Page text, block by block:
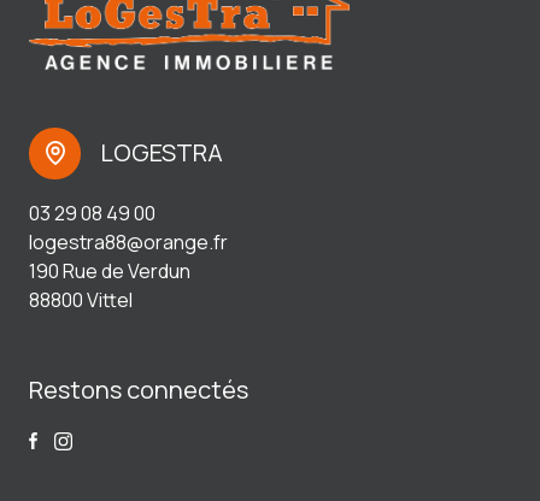
LOGESTRA
03 29 08 49 00
logestra88@orange.fr
190 Rue de Verdun
88800 Vittel
Restons connectés